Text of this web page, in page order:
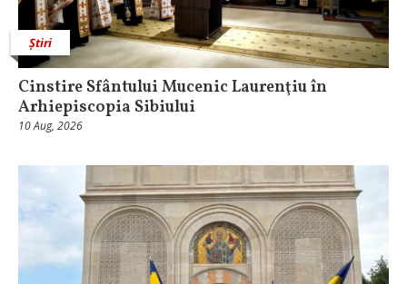
Știri
Cinstire Sfântului Mucenic Laurenţiu în
Arhiepiscopia Sibiului
10 Aug, 2026